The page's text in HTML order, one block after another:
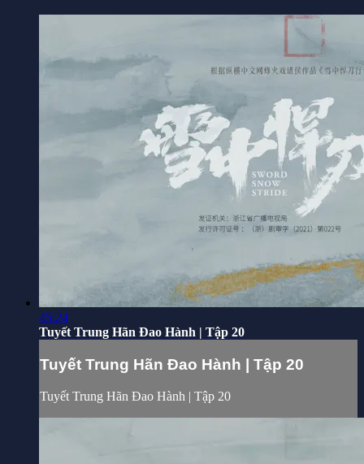
45:24
Tuyết Trung Hãn Đao Hành | Tập 20
Tuyết Trung Hãn Đao Hành | Tập 20
Tuyết Trung Hãn Đao Hành | Tập 20